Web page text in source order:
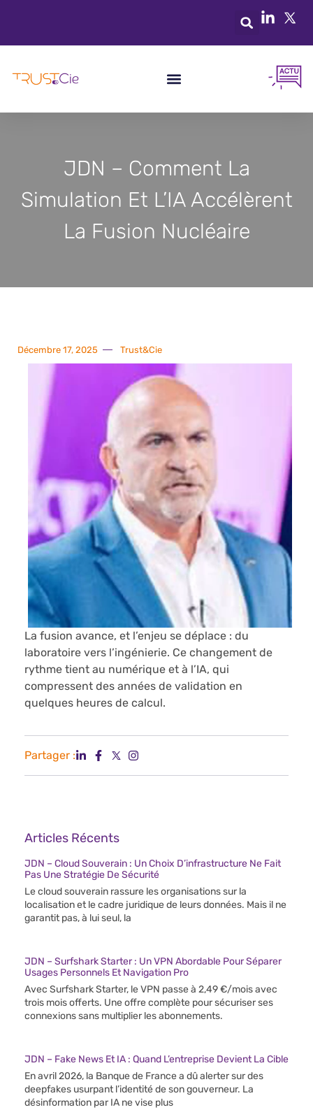
JDN – Comment La
Simulation Et L’IA Accélèrent
La Fusion Nucléaire
Décembre 17, 2025 Trust&Cie
La fusion avance, et l’enjeu se déplace : du
laboratoire vers l’ingénierie. Ce changement de
rythme tient au numérique et à l’IA, qui
compressent des années de validation en
quelques heures de calcul.
Partager :
Articles Récents
JDN – Cloud Souverain : Un Choix D’infrastructure Ne Fait
Pas Une Stratégie De Sécurité
Le cloud souverain rassure les organisations sur la
localisation et le cadre juridique de leurs données. Mais il ne
garantit pas, à lui seul, la
JDN – Surfshark Starter : Un VPN Abordable Pour Séparer
Usages Personnels Et Navigation Pro
Avec Surfshark Starter, le VPN passe à 2,49 €/mois avec
trois mois offerts. Une offre complète pour sécuriser ses
connexions sans multiplier les abonnements.
JDN – Fake News Et IA : Quand L’entreprise Devient La Cible
En avril 2026, la Banque de France a dû alerter sur des
deepfakes usurpant l’identité de son gouverneur. La
désinformation par IA ne vise plus